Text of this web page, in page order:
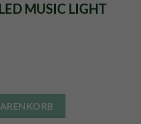
MUSIC LIGHT
€.